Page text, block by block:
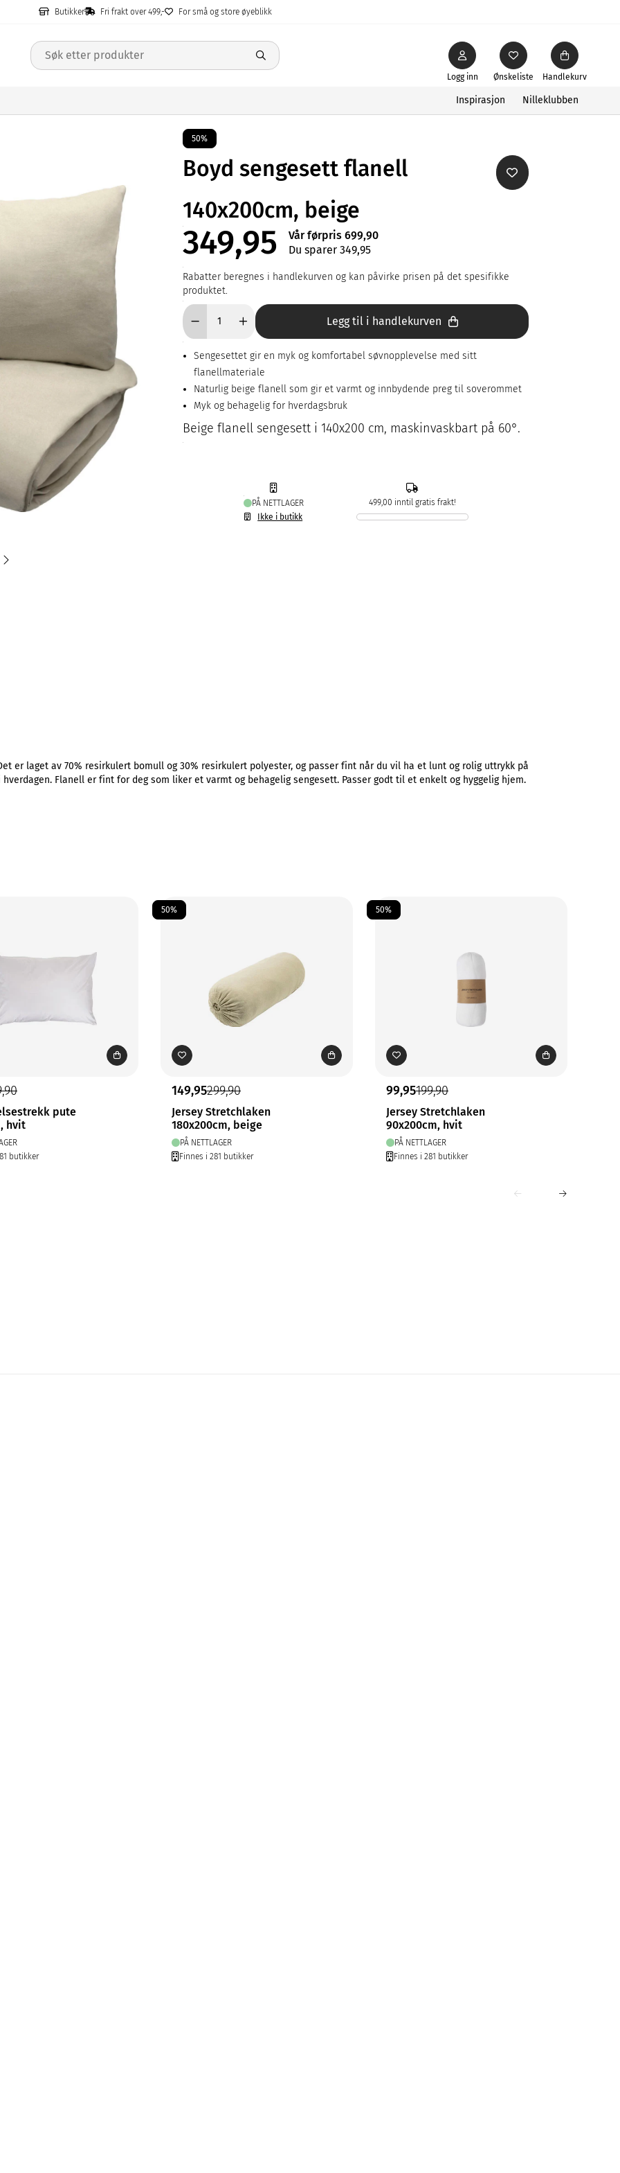
Butikker Fri frakt over 499,- For små og store øyeblikk
Ønskeliste
Logg inn Handlekurv
Inspirasjon Nilleklubben
50%
Boyd sengesett flanell
140x200cm, beige
349,95
Vår førpris 699,90
Du sparer 349,95
Rabatter beregnes i handlekurven og kan påvirke prisen på det spesifikke
produktet.
Legg til i handlekurven
Sengesettet gir en myk og komfortabel søvnopplevelse med sitt
flanellmateriale
Naturlig beige flanell som gir et varmt og innbydende preg til soverommet
Myk og behagelig for hverdagsbruk
Beige flanell sengesett i 140x200 cm, maskinvaskbart på 60°.
PÅ NETTLAGER
Ikke i butikk
499,00 inntil gratis frakt!
er laget av 70% resirkulert bomull og 30% resirkulert polyester, og passer fint når du vil ha et lunt og rolig uttrykk på
Flanell er fint for deg som liker et varmt og behagelig sengesett. Passer godt til et enkelt og hyggelig hjem.
pute
hvit
butikker
50%
149,95299,90
Jersey Stretchlaken
180x200cm, beige
PÅ NETTLAGER
Finnes i 281 butikker
50%
99,95199,90
Jersey Stretchlaken
90x200cm, hvit
PÅ NETTLAGER
Finnes i 281 butikker